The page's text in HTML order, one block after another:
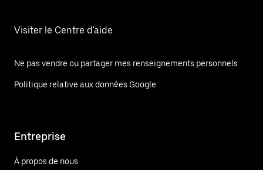
Visiter le Centre d'aide
Ne pas vendre ou partager mes renseignements personnels
Politique relative aux données Google
Entreprise
À propos de nous